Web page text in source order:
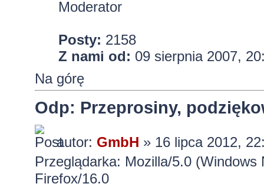
Moderator
Posty: 2158
Z nami od: 09 sierpnia 2007,
Na górę
Odp: Przeprosiny,
autor: GmbH » 16 lipca 2012,
Przeglądarka: Mozilla/5.0
Firefox/16.0